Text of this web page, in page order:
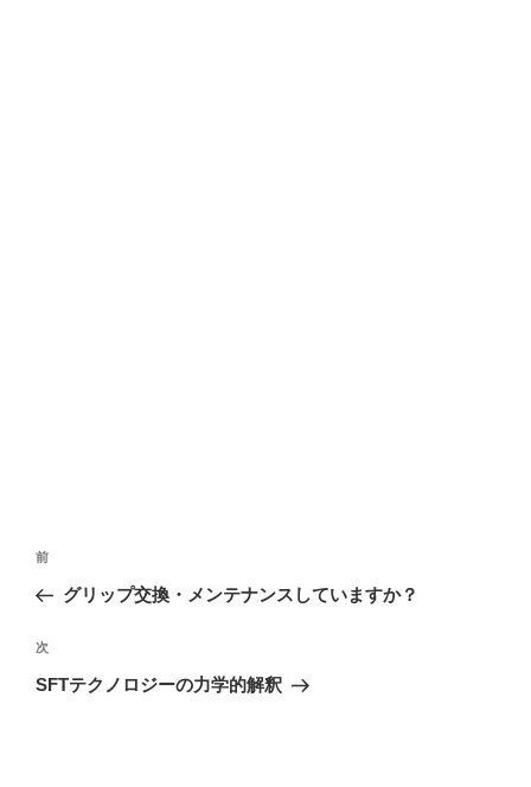
投
ナ
ビ
ゲ
前
の
稿
前
グリップ交換・メンテナンスしていますか？
次
の
次
SFTテクノロジーの力学的解釈